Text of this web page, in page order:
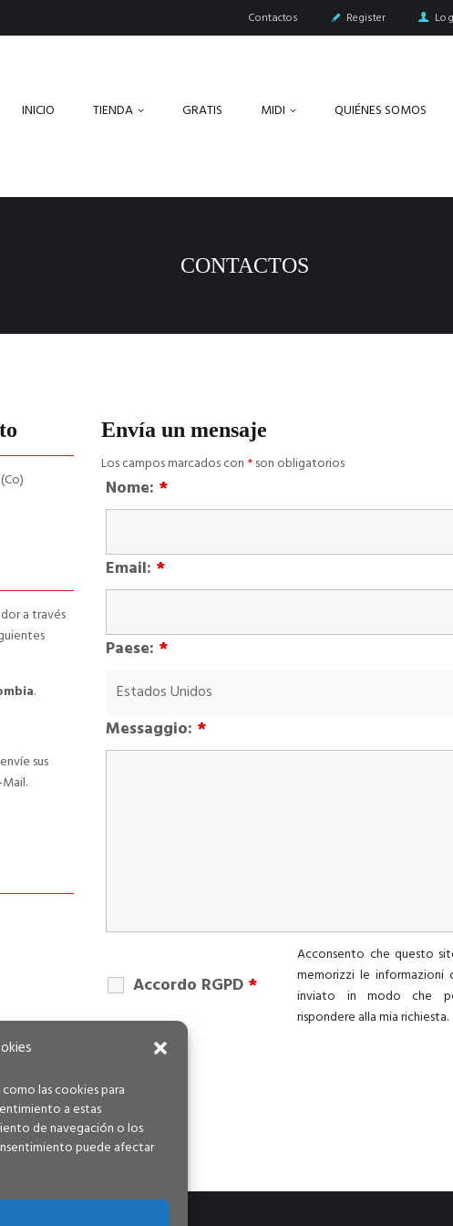
las cookies para
a estas
de navegación o los
puede afectar
Contactos Register
INICIO TIENDA GRATIS MIDI QUIÉNES SOMOS
CONTACTOS
a través
.
sus
Envía un mensaje
Los campos marcados con *son obligatorios
Nome: *
Email: *
Paese: *
Messaggio: *
Accordo RGPD *
Acconsento che questo
memorizzi le informazioni
inviato in modo che
rispondere alla mia richiesta.